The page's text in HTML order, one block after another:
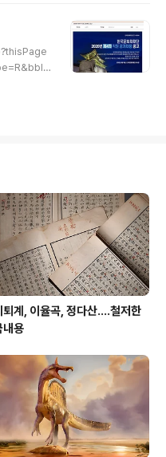
납 안돼" |
다…文대통
간 2020-0
경을 했건
분야 및
퇴계, 이율곡, 정다산....철저한
내용